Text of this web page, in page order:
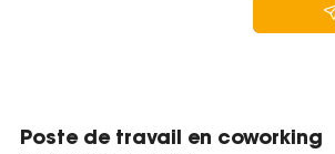
Poste de travail en coworking